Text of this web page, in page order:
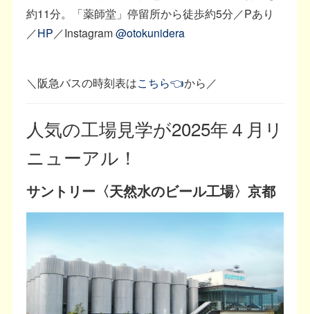
約11分。「薬師堂」停留所から徒歩約5分／Pあり
／HP／Instagram@otokunidera
＼阪急バスの時刻表はこちら👈から／
人気の工場見学が2025年４月リ
ニューアル！
サントリー〈天然水のビール工場〉京都